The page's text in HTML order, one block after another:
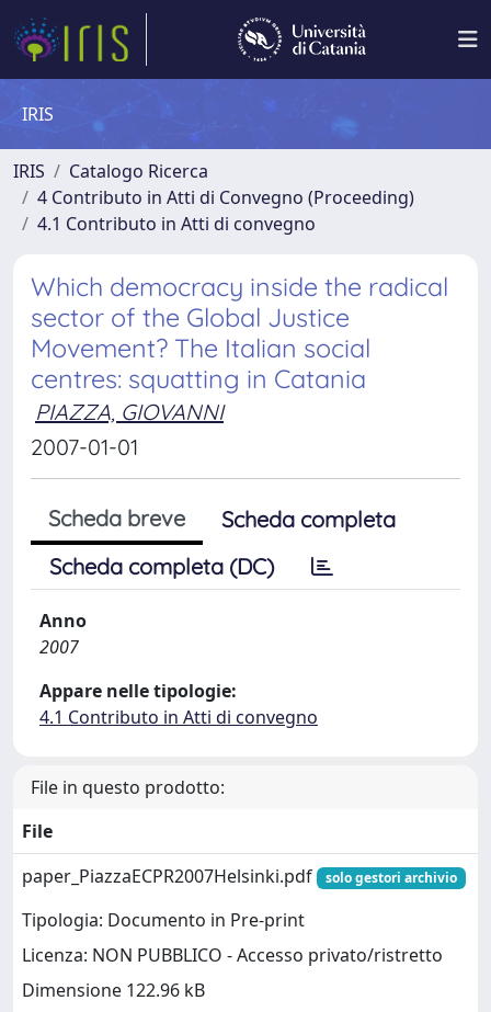
IRIS
IRIS
Catalogo Ricerca
4 Contributo in Atti di Convegno (Proceeding)
4.1 Contributo in Atti di convegno
Which democracy inside the radical
sector of the Global Justice
Movement? The Italian social
centres: squatting in Catania
PIAZZA, GIOVANNI
2007-01-01
Scheda breve
Scheda completa
Scheda completa (DC)
Anno
2007
Appare nelle tipologie:
4.1 Contributo in Atti di convegno
File in questo prodotto:
File
paper_PiazzaECPR2007Helsinki.pdf
solo gestori archivio
Tipologia: Documento in Pre-print
Licenza: NON PUBBLICO - Accesso privato/ristretto
Dimensione 122.96 kB